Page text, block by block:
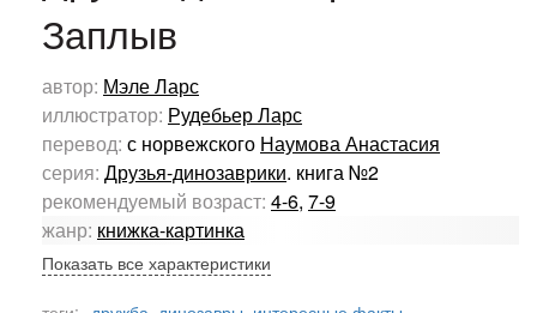
Заплыв
автор: Мэле Ларс
иллюстратор: Рудебьер Ларс
перевод: с норвежского Наумова Анастасия
серия: Друзья-динозаврики. книга №2
рекомендуемый возраст: 4-6, 7-9
жанр: книжка-картинка
Показать все характеристики